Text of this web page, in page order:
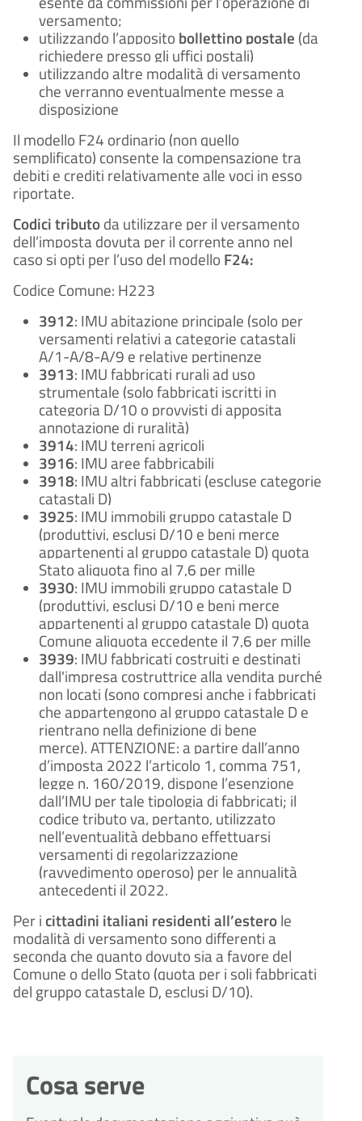
versamento;
utilizzando l’apposito bollettino postale (da
richiedere presso gli uffici postali)
utilizzando altre modalità di versamento
che verranno eventualmente messe a
disposizione
Il modello F24 ordinario (non quello
semplificato) consente la compensazione tra
debiti e crediti relativamente alle voci in esso
riportate.
Codici tributoda utilizzare per il versamento
dell’imposta dovuta per il corrente anno nel
caso si opti per l’uso del modello F24:
Codice Comune: H223
3912: IMU abitazione principale (solo per
versamenti relativi a categorie catastali
A/1-A/8-A/9 e relative pertinenze
3913: IMU fabbricati rurali ad uso
strumentale (solo fabbricati iscritti in
categoria D/10 o provvisti di apposita
annotazione di ruralità)
3914: IMU terreni agricoli
3916: IMU aree fabbricabili
3918: IMU altri fabbricati (escluse categorie
catastali D)
3925: IMU immobili gruppo catastale D
(produttivi, esclusi D/10 e beni merce
appartenenti al gruppo catastale D) quota
Stato aliquota fino al 7,6 per mille
3930: IMU immobili gruppo catastale D
(produttivi, esclusi D/10 e beni merce
appartenenti al gruppo catastale D) quota
Comune aliquota eccedente il 7,6 per mille
3939: IMU fabbricati costruiti e destinati
dall'impresa costruttrice alla vendita purché
non locati (sono compresi anche i fabbricati
che appartengono al gruppo catastale D e
rientrano nella definizione di bene
merce). ATTENZIONE: a partire dall’anno
d’imposta 2022 l’articolo 1, comma 751,
legge n. 160/2019, dispone l’esenzione
dall’IMU per tale tipologia di fabbricati; il
codice tributo va, pertanto, utilizzato
nell’eventualità debbano effettuarsi
versamenti di regolarizzazione
(ravvedimento operoso) per le annualità
antecedenti il 2022.
Per icittadini italiani residenti all’esterole
modalità di versamento sono differenti a
seconda che quanto dovuto sia a favore del
Comune o dello Stato (quota per i soli fabbricati
del gruppo catastale D, esclusi D/10).
Cosa serve